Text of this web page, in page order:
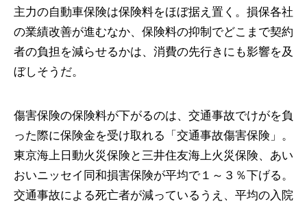
主力の自動車保険は保険料をほぼ据え置く。損保各社
の業績改善が進むなか、保険料の抑制でどこまで契約
者の負担を減らせるかは、消費の先行きにも影響を及
ぼしそうだ。
傷害保険の保険料が下がるのは、交通事故でけがを負
った際に保険金を受け取れる「交通事故傷害保険」。
東京海上日動火災保険と三井住友海上火災保険、あい
おいニッセイ同和損害保険が平均で１～３％下げる。
交通事故による死亡者が減っているうえ、平均の入院